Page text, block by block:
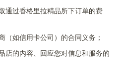
通过香格里拉精品所下订单的费
（如信用卡公司）的合同义务；
店的内容、回应您对信息和服务的